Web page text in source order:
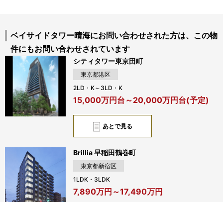
ベイサイドタワー晴海にお問い合わせされた方は、この物
件にもお問い合わせされています
あとで見る
シティタワー東京田町
東京都港区
2LD・K～3LD・K
15,000万円台～20,000万円台(予定)
Brillia 早稲田鶴巻町
東京都新宿区
1LDK・3LDK
7,890万円～17,490万円